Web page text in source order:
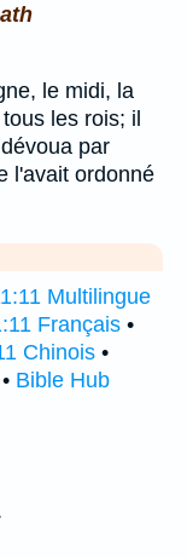
le midi, la
les rois; il
par
l'avait ordonné
Multilingue
Français •
Chinois •
• Bible Hub